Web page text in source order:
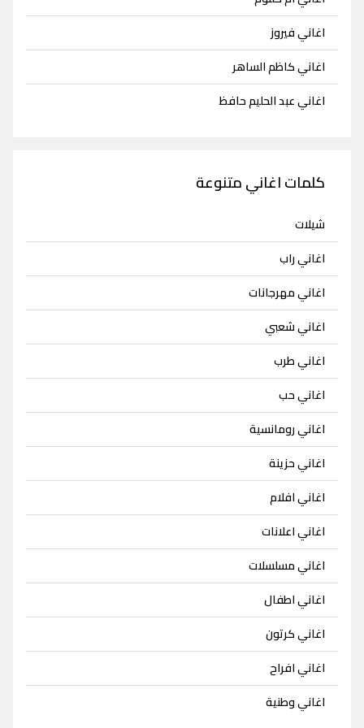
اغاني فيروز
اغاني كاظم الساهر
اغاني عبد الحليم حافظ
كلمات اغاني متنوعة
شيلات
اغاني راب
اغاني مهرجانات
اغاني شعبي
اغاني طرب
اغاني حب
اغاني رومانسية
اغاني حزينة
اغاني افلام
اغاني اعلانات
اغاني مسلسلات
اغاني اطفال
اغاني كرتون
اغاني افراح
اغاني وطنية